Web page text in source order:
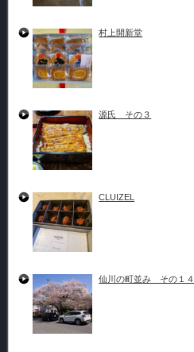
村上開新堂
源氏 その３
CLUIZEL
仙川の町並み その１４